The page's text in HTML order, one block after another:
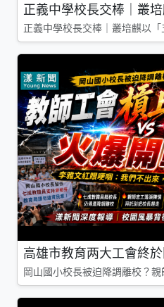
正義中學校長交棒｜叢
正義中學校長交棒｜叢培麒以
高雄市教育两大工會終
岡山國小校長被迫降調離校？